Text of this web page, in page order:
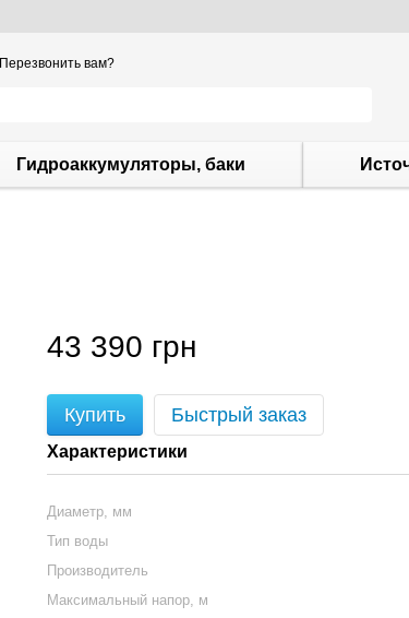
Перезвонить вам?
Гидроаккумуляторы, баки
43 390 грн
Купить Быстрый заказ
Характеристики
Диаметр, мм
Тип воды
Производитель
Максимальный напор, м